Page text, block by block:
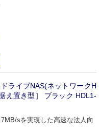
ライブNAS(ネットワークH
え置き型］ ブラック HDL1-
sを実現した高速な法人向